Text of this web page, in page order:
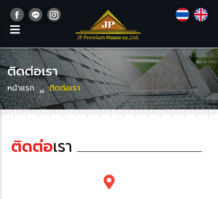
ติดต่อเรา
หน้าแรก ติดต่อเรา
ติดต่อเรา